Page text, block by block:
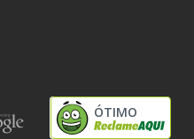
ÓTIMO